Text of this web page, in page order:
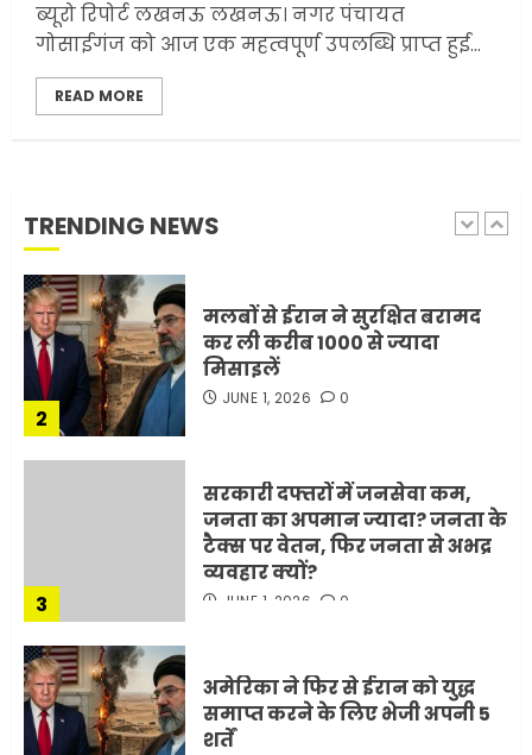
ब्यूरो रिपोर्ट लखनऊ लखनऊ। नगर पंचायत
गोसाईगंज को आज एक महत्वपूर्ण उपलब्धि प्राप्त हुई...
READ MORE
TRENDING NEWS
5
FEBRUARY 3, 2026 0
1
2
मलबों से ईरान ने सुरक्षित बरामद
कर ली करीब 1000 से ज्यादा
मिसाइलें
JUNE 1, 2026 0
3
सरकारी दफ्तरों में जनसेवा कम,
जनता का अपमान ज्यादा? जनता के
टैक्स पर वेतन, फिर जनता से अभद्र
व्यवहार क्यों?
JUNE 1, 2026 0
अमेरिका ने फिर से ईरान को युद्ध
समाप्त करने के लिए भेजी अपनी 5
शर्तें